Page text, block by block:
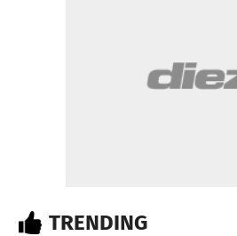
TRENDING